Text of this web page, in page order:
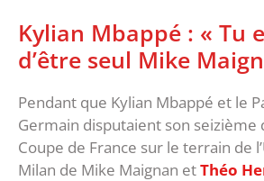
Kylian Mbappé : « Tu
d’être seul Mike
Pendant que Kylian Mbappé et le
Germain disputaient son seizième
Coupe de France sur le terrain de
Milan de Mike Maignan etThéo